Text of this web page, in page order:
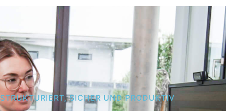
STRUKTURIERT, SICHER UND PRODUKTIV